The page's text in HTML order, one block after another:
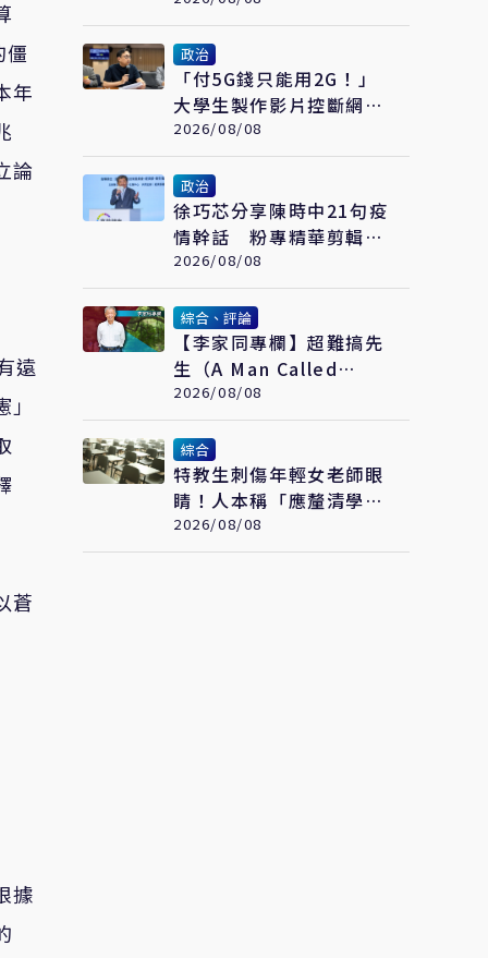
僵
年
論
遠
蒼
據
應徹底翻修
政治
「付5G錢只能用2G！」
大學生製作影片控斷網演
習 藍委：拒絕假國安假
警報
2026/08/08
政治
​徐巧芯分享陳時中21句疫
情幹話 粉專精華剪輯引
網嘆：當時真的是囂張
2026/08/08
綜合、評論
【李家同專欄】超難搞先
生（A Man Called
Otto）
2026/08/08
綜合
特教生刺傷年輕女老師眼
睛！人本稱「應釐清學生
情緒壓力源」遭網罵爆
2026/08/08